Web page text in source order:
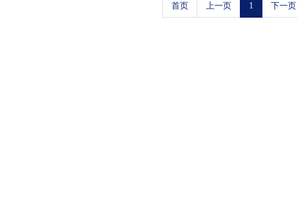
首页 上一页 1 下一页